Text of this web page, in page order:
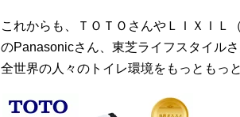
これからも、ＴＯＴＯさんやＬＩＸＩＬ
のPanasonicさん、東芝ライフスタイル
全世界の人々のトイレ環境をもっともっ